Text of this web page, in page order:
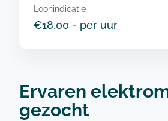
Loonindicatie
€18,00 - per uur
Ervaren
gezocht